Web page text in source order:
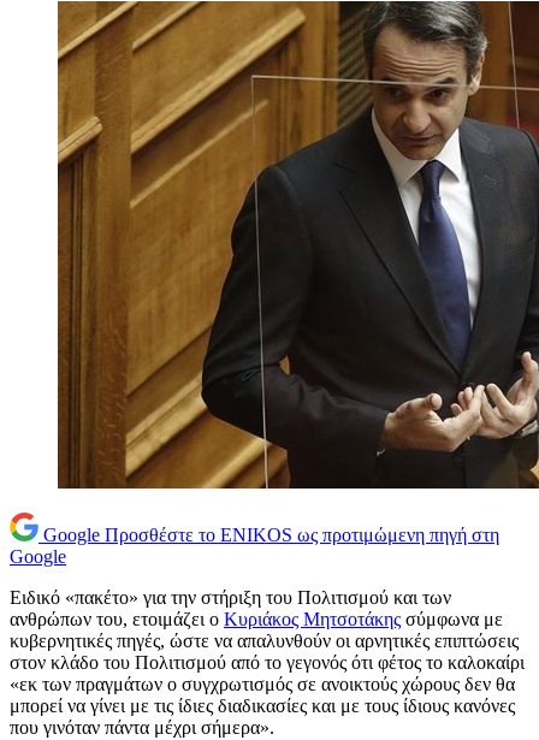
Google Προσθέστε το ENIKOS ως προτιμώμενη πηγή στη
Google
Ειδικό «πακέτο» για την στήριξη του Πολιτισμού και των
ανθρώπων του, ετοιμάζει ο Κυριάκος Μητσοτάκης σύμφωνα με
κυβερνητικές πηγές, ώστε να απαλυνθούν οι αρνητικές επιπτώσεις
στον κλάδο του Πολιτισμού από το γεγονός ότι φέτος το καλοκαίρι
«εκ των πραγμάτων ο συγχρωτισμός σε ανοικτούς χώρους δεν θα
μπορεί να γίνει με τις ίδιες διαδικασίες και με τους ίδιους κανόνες
που γινόταν πάντα μέχρι σήμερα».